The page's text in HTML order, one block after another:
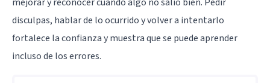
disculpas, hablar de lo ocurrido y volver a intentarlo
fortalece la confianza y muestra que se puede aprender
incluso de los errores.